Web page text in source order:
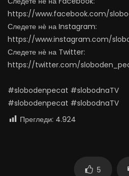
https://www.facebook.com/
Следете нѐ на Instagram:
https://www.instagram.com/
Следете нѐ на Twitter:
https://twitter.com/
#slobodenpecat #slobodnaTV
#slobodenpecat #slobodnaTV
Прегледи: 4.924
5